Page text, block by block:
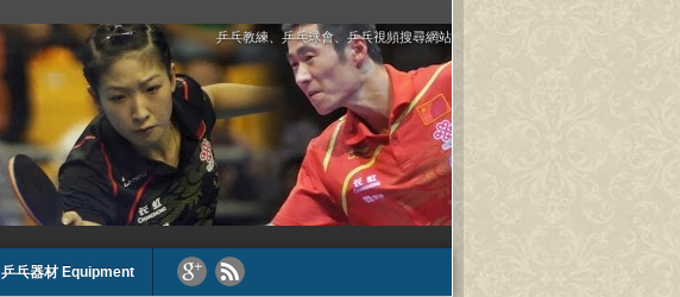
乒乓教練、乒乓球會、乒乓視頻搜尋網站
乒乓器材 Equipment